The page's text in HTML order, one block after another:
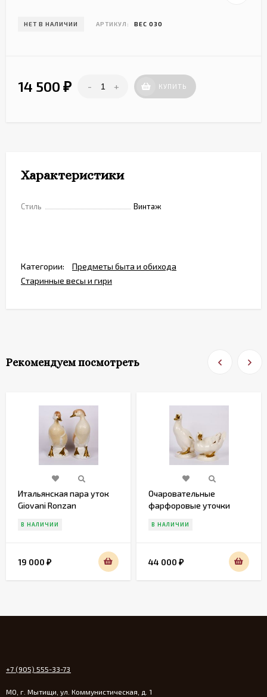
НЕТ В НАЛИЧИИ АРТИКУЛ: ВЕС 030
14 500 ₽ - + КУПИТЬ
Характеристики
Стиль Винтаж
Категории:
Предметы быта и обихода
Старинные весы и гири
Рекомендуем посмотреть
Итальянская пара уток
Giovani Ronzan
В НАЛИЧИИ
19 000 ₽
Очаровательные
фарфоровые уточки
В НАЛИЧИИ
44 000 ₽
+7 (905) 555-33-73
МО, г. Мытищи, ул. Коммунистическая, д. 1